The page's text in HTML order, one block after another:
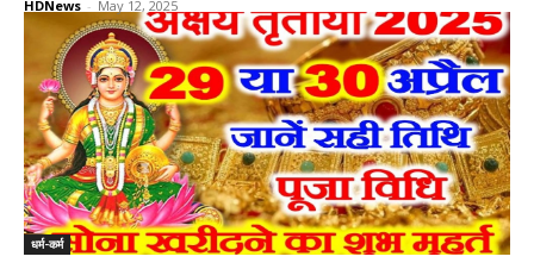
HDNews - May 12, 2025
धर्म-कर्म